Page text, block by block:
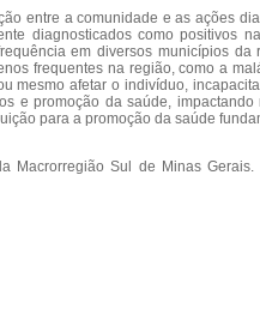
entre a comunidade e as ações
diagnosticados como
em diversos municípios
frequentes na região, como a
mesmo afetar o indivíduo,
e promoção da saúde,
para a promoção da saúde
Macrorregião Sul de Minas